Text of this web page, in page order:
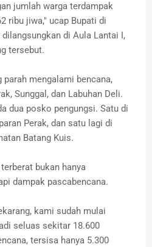
jumlah warga terdampak
ribu jiwa," ucap Bupati di
di Aula Lantai I,
tersebut.
mengalami bencana,
Sunggal, dan Labuhan Deli.
dua posko pengungsi. Satu di
Perak, dan satu lagi di
Batang Kuis.
bukan hanya
dampak pascabencana.
kami sudah mulai
seluas sekitar 18.600
tersisa hanya 5.300